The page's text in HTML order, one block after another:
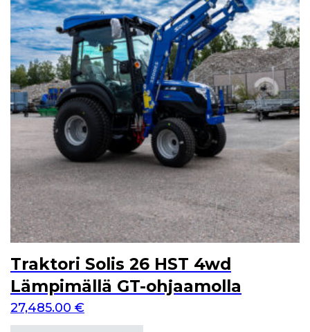
Traktori Solis 26 HST 4wd
Lämpimällä GT-ohjaamolla
27,485.00 €